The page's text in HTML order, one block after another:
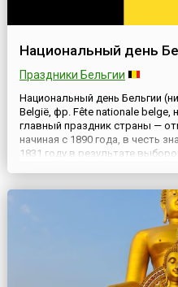
Национальный день
Праздники Бельгии
Национальный день Бельгии
België, фр. Fête nationale belge,
главный праздник страны —
начиная с 1890 года, в честь
1831 году в результате